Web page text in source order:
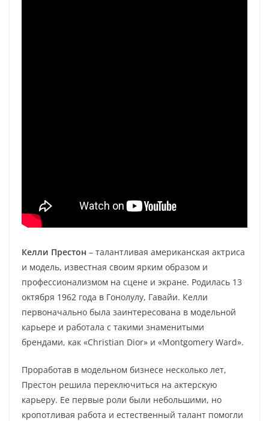
Келли Престон – талантливая американская актриса
и модель, известная своим ярким образом и
профессионализмом на сцене и экране. Родилась 13
октября 1962 года в Гонолулу, Гавайи. Келли
первоначально была заинтересована в модельной
карьере и работала с такими знаменитыми
брендами, как «Christian Dior» и «Montgomery Ward».
Проработав в модельном бизнесе несколько лет,
Престон решила переключиться на актерскую
карьеру. Ее первые роли были небольшими, но
кропотливая работа и естественный талант помогли